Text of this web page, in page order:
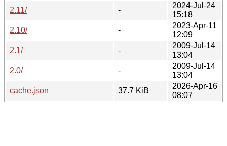
2.11/
-
2024-Jul-24
15:18
2.10/
-
2023-Apr-11
12:09
2.1/
-
2009-Jul-14
13:04
2.0/
-
2009-Jul-14
13:04
cache.json
37.7 KiB
2026-Apr-16
08:07